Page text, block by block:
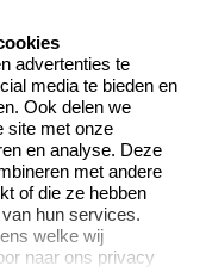
op maat
&
advertenties te
media te bieden en
Ook delen we
site met onze
en analyse. Deze
met andere
of die ze hebben
hun services.
welke wij
naar ons privacy